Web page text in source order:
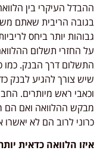
העיקרי בין הלוואה
הריבית שאתם
יותר ביחס לריביות
החזרי תשלום ההלוואה
דרך הבנק. כמו כן,
צורך להגיע לבנק כדי
ראש מיותרים.
ההלוואה ואם הם
לרוב הם לא יאשרו את
הלוואה כדאית יותר